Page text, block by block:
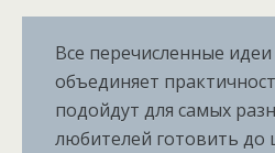
Все перечисленные
объединяет
подойдут для самых
любителей готовить до